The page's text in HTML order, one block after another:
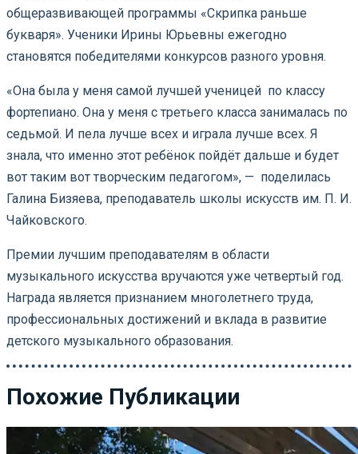
общеразвивающей программы «Скрипка раньше
букваря». Ученики Ирины Юрьевны ежегодно
становятся победителями конкурсов разного уровня.
«Она была у меня самой лучшей ученицей по классу
фортепиано. Она у меня с третьего класса занималась по
седьмой. И пела лучше всех и играла лучше всех. Я
знала, что именно этот ребёнок пойдёт дальше и будет
вот таким вот творческим педагогом», — поделилась
Галина Бизяева, преподаватель школы искусств им. П. И.
Чайковского.
Премии лучшим преподавателям в области
музыкального искусства вручаются уже четвертый год.
Награда является признанием многолетнего труда,
профессиональных достижений и вклада в развитие
детского музыкального образования.
Похожие Публикации